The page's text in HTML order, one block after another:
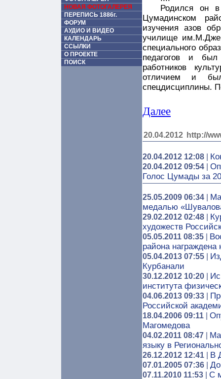
НОВАЯ ФОТОГАЛЕРЕЯ
ПЕРЕПИСЬ 1886г.
ФОРУМ
АУДИО И ВИДЕО
КАЛЕНДАРЬ
ССЫЛКИ
О ПРОЕКТЕ
ПОИСК
Родился он
Цумадинском
изучения азов
училище
специального
педагогов и
работников
отличием и
спецдисциплины.
Далее
20.04.2012 http://
20.04.2012 12:08
20.04.2012 09:54
Голос Цумады за
25.05.2009 06:34
медалью
29.02.2012 02:48
художеств
05.05.2011 08:35
района награждена
05.04.2013 07:55
Курбанали
30.12.2012 10:20
института
04.06.2013 09:33
Российской
18.04.2006 09:11
Магомедова
04.02.2011 08:47
языку в
26.12.2012 12:41 В
07.01.2005 07:36
07.11.2010 11:53 С